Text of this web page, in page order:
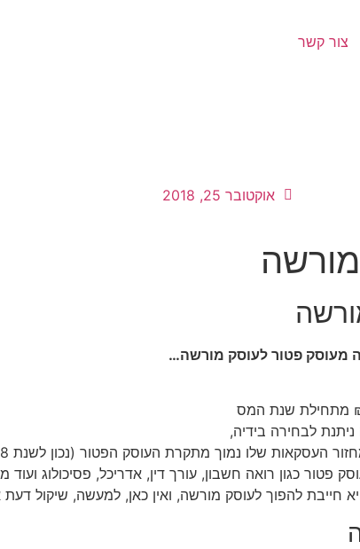
צור קשר
אוקטובר 25, 2018
מעוסק פטור לעוסק מורשה…
לבחירה בידיה,
פטור כגון רואה חשבון, עורך דין, אדריכל, פסיכולוג
להפוך לעוסק מורשה, ואין כאן, למעשה, שיקול דעת